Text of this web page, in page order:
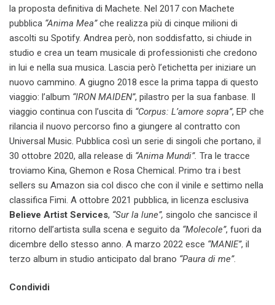
la proposta definitiva di Machete. Nel 2017 con Machete
pubblica “Anima Mea”che realizza più di cinque milioni di
ascolti su Spotify. Andrea però, non soddisfatto, si chiude in
studio e crea un team musicale di professionisti che credono
in lui e nella sua musica. Lascia però l’etichetta per iniziare un
nuovo cammino. A giugno 2018 esce la prima tappa di questo
viaggio: l’album “IRON MAIDEN”, pilastro per la sua fanbase. Il
viaggio continua con l’uscita di “Corpus: L’amore sopra”, EP che
rilancia il nuovo percorso fino a giungere al contratto con
Universal Music. Pubblica così un serie di singoli che portano, il
30 ottobre 2020, alla release di “Anima Mundi”. Tra le tracce
troviamo Kina, Ghemon e Rosa Chemical. Primo tra i best
sellers su Amazon sia col disco che con il vinile e settimo nella
classifica Fimi. A ottobre 2021 pubblica, in licenza esclusiva
Believe Artist Services, “Sur la lune”, singolo che sancisce il
ritorno dell’artista sulla scena e seguito da “Molecole”, fuori da
dicembre dello stesso anno. A marzo 2022 esce “MANIE”, il
terzo album in studio anticipato dal brano “Paura di me”.
Condividi